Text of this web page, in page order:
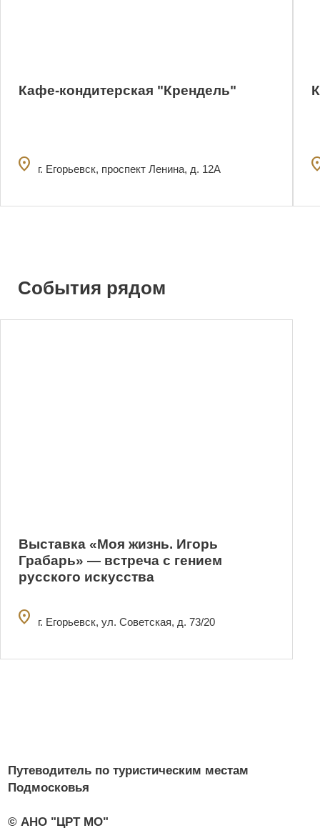
Кафе-кондитерская "Крендель"
location_on г. Егорьевск, проспект Ленина, д. 12А
События рядом
Выставка «Моя жизнь. Игорь
Грабарь» — встреча с гением
русского искусства
location_on г. Егорьевск, ул. Советская, д. 73/20
Путеводитель по туристическим местам
Подмосковья
© АНО "ЦРТ МО"